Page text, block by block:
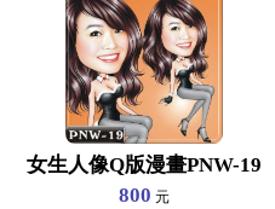
女生人像Q版漫畫PNW-19
800 元